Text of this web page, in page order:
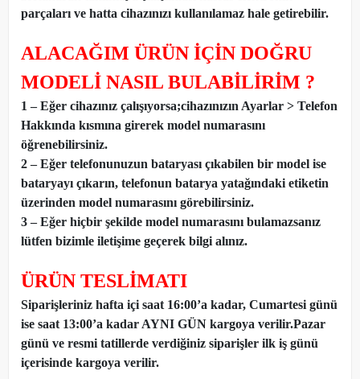
parçaları ve hatta cihazınızı kullanılamaz hale getirebilir.
ALACAĞIM ÜRÜN İÇİN DOĞRU
MODELİ NASIL BULABİLİRİM ?
1 – Eğer cihazınız çalışıyorsa;cihazınızın Ayarlar > Telefon
Hakkında kısmına girerek model numarasını
öğrenebilirsiniz.
2 – Eğer telefonunuzun bataryası çıkabilen bir model ise
bataryayı çıkarın, telefonun batarya yatağındaki etiketin
üzerinden model numarasını görebilirsiniz.
3 – Eğer hiçbir şekilde model numarasını bulamazsanız
lütfen bizimle iletişime geçerek bilgi alınız.
ÜRÜN TESLİMATI
Siparişleriniz hafta içi saat 16:00’a kadar, Cumartesi günü
ise saat 13:00’a kadar AYNI GÜN kargoya verilir.Pazar
günü ve resmi tatillerde verdiğiniz siparişler ilk iş günü
içerisinde kargoya verilir.